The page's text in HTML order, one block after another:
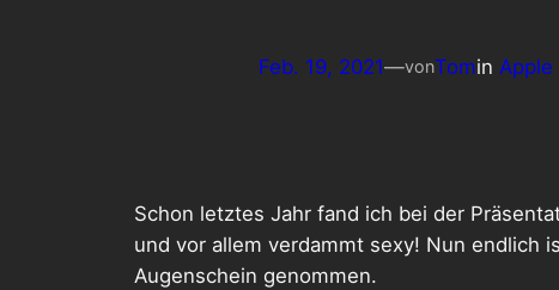
Feb. 19, 2021—vonTomin Apple
Schon letztes Jahr fand ich bei der
und vor allem verdammt sexy! Nun endlich
Augenschein genommen.